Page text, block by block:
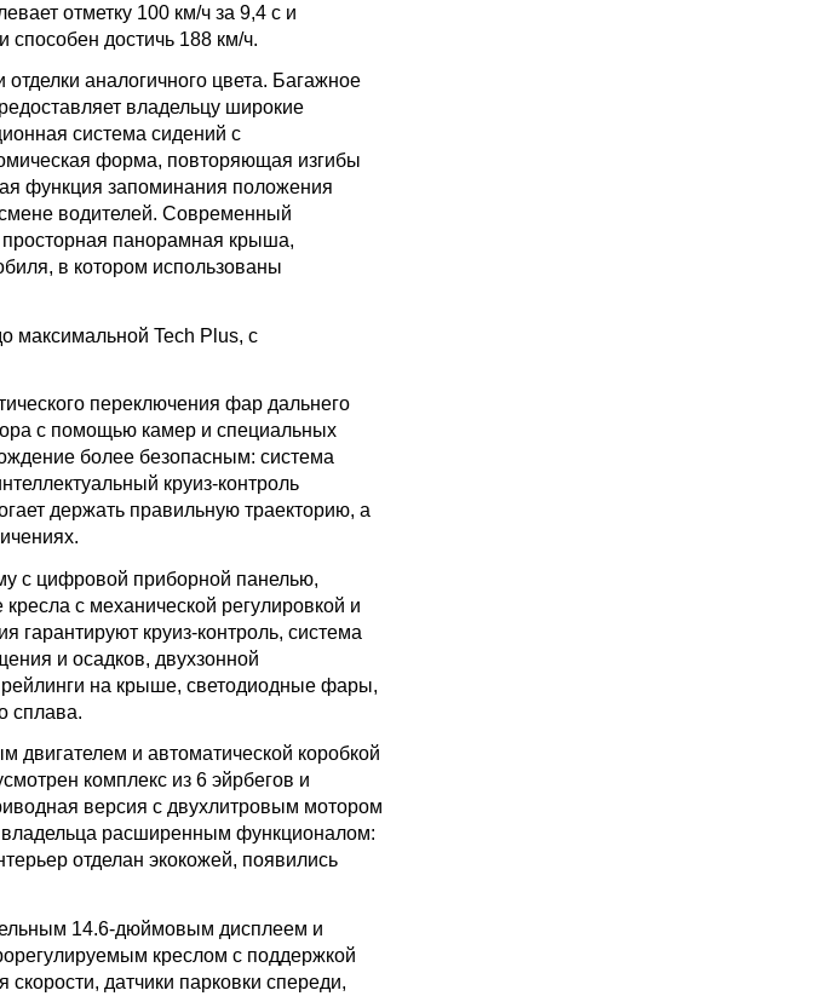
отметку 100 км/ч за 9,4 с и
способен достичь 188 км/ч.
аналогичного цвета. Багажное
владельцу широкие
система сидений с
форма, повторяющая изгибы
функция запоминания положения
смене водителей. Современный
панорамная крыша,
в котором использованы
максимальной Tech Plus, с
переключения фар дальнего
с помощью камер и специальных
более безопасным: система
круиз-контроль
держать правильную траекторию, а
с цифровой приборной панелью,
с механической регулировкой и
гарантируют круиз-контроль, система
и осадков, двухзонной
на крыше, светодиодные фары,
сплава.
и автоматической коробкой
комплекс из 6 эйрбегов и
версия с двухлитровым мотором
владельца расширенным функционалом:
отделан экокожей, появились
14.6-дюймовым дисплеем и
креслом с поддержкой
датчики парковки спереди,